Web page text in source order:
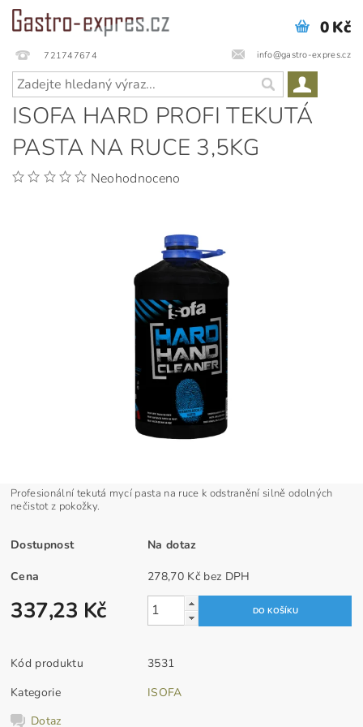
721747674 info@gastro-expres.cz
0 Kč
ISOFA HARD PROFI TEKUTÁ
PASTA NA RUCE 3,5KG
Neohodnoceno
Profesionální tekutá mycí pasta na ruce k odstranění silně odolných
nečistot z pokožky.
Dostupnost Na dotaz
Cena 278,70 Kč bez DPH
337,23 Kč
Kód produktu
3531
Kategorie
ISOFA
Dotaz